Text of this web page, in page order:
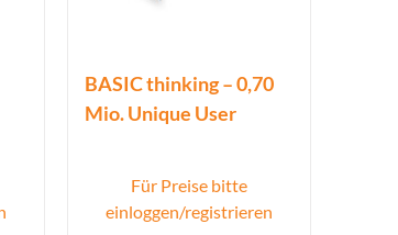
BASIC thinking – 0,70
Mio. Unique User
Für Preise bitte
einloggen/registrieren